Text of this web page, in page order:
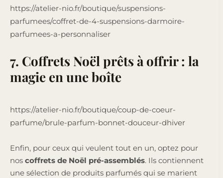
https://atelier-nio.fr/boutique/suspensions-
parfumees/coffret-de-4-suspensions-darmoire-
parfumees-a-personnaliser
7. Coffrets Noël prêts à offrir : la
magie en une boîte
https://atelier-nio.fr/boutique/coup-de-coeur-
parfume/brule-parfum-bonnet-douceur-dhiver
Enfin, pour ceux qui veulent tout en un, optez pour
nos coffrets de Noël pré-assemblés. Ils contiennent
une sélection de produits parfumés qui se marient